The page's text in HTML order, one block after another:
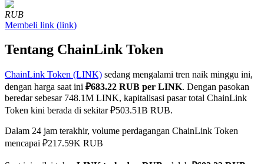
COIN-M Berjangka
Mata Uang Kripto Berjangka
TradFi
RUB
Membeli link (link)
Tentang ChainLink Token
ChainLink Token (LINK) sedang mengalami tren naik minggu ini,
dengan harga saat ini ₽683.22 RUB per LINK. Dengan pasokan
beredar sebesar 748.1M LINK, kapitalisasi pasar total ChainLink
Token kini berada di sekitar ₽503.51B RUB.
Dalam 24 jam terakhir, volume perdagangan ChainLink Token
mencapai ₽217.59K RUB